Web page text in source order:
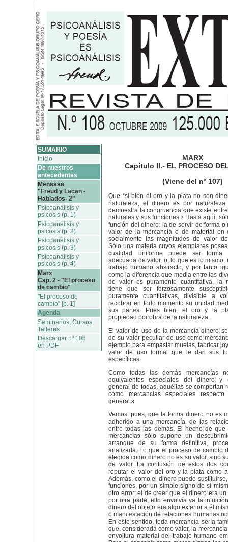
SUMARIO
Inicio
De nuestros
antecedentes
Menassa
"Freud y Lacan -
Hablados- 2"
Psicoanálisis y
psicosis (p. 1)
Psicoanálisis y
psicosis (p. 2)
Psicoanálisis y
psicosis (p. 3)
Psicoanálisis y
psicosis (p. 4)
Marx
Cap. 2 - "El proceso
de cambio"
"El proceso de
cambio" [p. 1]
Agenda
Seminarios, Cursos,
Talleres
Descargar nº 108
en PDF
MARX
Capítulo II.- EL PROCESO
(Viene del nº 107)
Que “si bien el oro y la plata no son
naturaleza, el dinero es por
demuestra la congruencia que existe
naturales y sus funciones.7Hasta aquí,
función del dinero: la de servir de forma o
valor de la mercancía o de material en
socialmente las magnitudes de valor
Sólo una materia cuyos ejemplares
cualidad uniforme puede ser forma
adecuada de valor, o, lo que es lo mismo,
trabajo humano abstracto, y por tanto
como la diferencia que media entre las
de valor es puramente cuantitativa, la
tiene que ser forzosamente
puramente cuantitativas, divisible a
recobrar en todo momento su unidad
sus partes. Pues bien, el oro y la
propiedad por obra de la naturaleza.
El valor de uso de la mercancía dinero
de su valor peculiar de uso como
ejemplo para empastar muelas, fabricar
valor de uso formal que le dan sus
específicas.
Como todas las demás mercancías
equivalentes especiales del dinero y
general de todas, aquéllas se comportan
como mercancías especiales
general.8
Vemos, pues, que la forma dinero no es
adherido a una mercancía, de las
entre todas las demás. El hecho de
mercancía9
sólo supone un
arranque de su forma definitiva,
analizarla. Lo que el proceso de cambio
elegida como dinero no es su valor, sino
de valor. La confusión de estos dos
reputar el valor del oro y la plata como
Además, como el dinero puede
funciones, por un simple signo de sí
otro error: el de creer que el dinero era
por otra parte, ello envolvía ya la
dinero del objeto era algo exterior a él
o manifestación de relaciones humanas
En este sentido, toda mercancía sería
que, considerada como valor, la
envoltura material del trabajo humano